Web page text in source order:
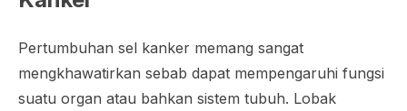
Pertumbuhan sel kanker memang sangat
mengkhawatirkan sebab dapat mempengaruhi fungsi
suatu organ atau bahkan sistem tubuh. Lobak